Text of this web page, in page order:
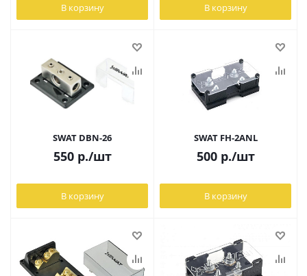
В корзину В корзину
SWAT DBN-26
550р./шт
В корзину
SWAT FH-2ANL
500р./шт
В корзину